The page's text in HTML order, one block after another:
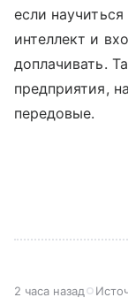
если
интеллект и
доплачивать.
предприятия,
передовые.
2 часа назад